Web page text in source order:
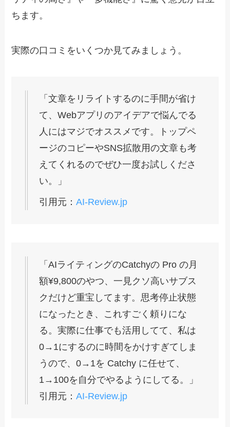
ちます。
実際の口コミをいくつか見てみましょう。
「文章をリライトするのに手間が省け
て、Webアプリのアイデアで悩んでる
人にはマジでオススメです。トップペ
ージのコピーやSNS拡散用の文章も考
えてくれるのでぜひ一度お試しくださ
い。」
引用元：AI-Review.jp
「AIライティングのCatchyの Pro の月
額¥9,800のやつ、一見クソ高いサブス
クだけど重宝してます。思考停止状態
になったとき、これすごく頼りにな
る。実際に仕事でも活用してて、私は
0→1にするのに時間をかけすぎてしま
うので、0→1を Catchy に任せて、
1→100を自分でやるようにしてる。」
引用元：AI-Review.jp